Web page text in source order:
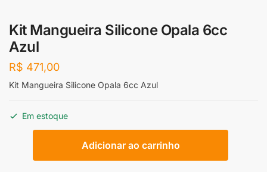
Kit Mangueira Silicone Opala 6cc
Azul
R$ 471,00
Kit Mangueira Silicone Opala 6cc Azul
Em estoque
Silicone
Adicionar ao carrinho